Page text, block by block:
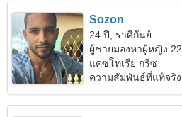
Sozon
24 ปี, ราศีกันย์
ผู้ชายมองหาผู้หญิง
แคซโทเรีย กรีซ
ความสัมพันธ์ที่แท้จริง